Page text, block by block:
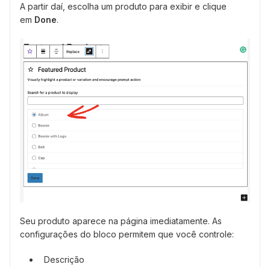
A partir daí, escolha um produto para exibir e clique
em Done.
Seu produto aparece na página imediatamente. As
configurações do bloco permitem que você controle:
Descrição